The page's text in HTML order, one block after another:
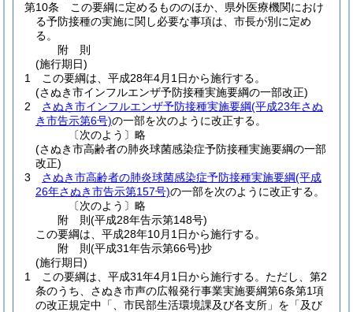
第10条
この要綱に定めるもののほか、県外医療機関におけ
る予防接種の実施に関し必要な事項は、市長が別に定め
る。
附 則
(施行期日)
1
この要綱は、平成28年4月1日から施行する。
(さぬき市インフルエンザ予防接種実施要綱の一部改正)
2
さぬき市インフルエンザ予防接種実施要綱(平成23年さぬ
き市告示第6号)の一部を次のように改正する。
〔次のよう〕略
(さぬき市高齢者の肺炎球菌感染症予防接種実施要綱の一部
改正)
3
さぬき市高齢者の肺炎球菌感染症予防接種実施要綱(平成
26年さぬき市告示第157号)の一部を次のように改正する。
〔次のよう〕略
附 則(平成28年告示第148号)
この要綱は、平成28年10月1日から施行する。
附 則(平成31年告示第66号)抄
(施行期日)
1
この要綱は、平成31年4月1日から施行する。 ただし、第2
条のうち、さぬき市声の広報発行事業実施要綱第6条第1項
の改正規定中「、市民部生活環境課及び各支所」を「及び